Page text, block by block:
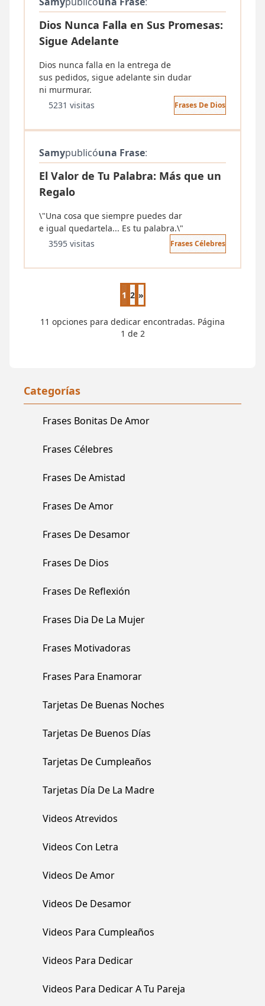
Categorías
Frases Bonitas De Amor
Frases Célebres
Frases De Amistad
Frases De Amor
Frases De Desamor
Frases De Dios
Frases De Reflexión
Frases Dia De La Mujer
Frases Motivadoras
Frases Para Enamorar
Tarjetas De Buenas Noches
Tarjetas De Buenos Días
Tarjetas De Cumpleaños
Tarjetas Día De La Madre
Videos Atrevidos
Videos Con Letra
Videos De Amor
Videos De Desamor
Videos Para Cumpleaños
Videos Para Dedicar
Videos Para Dedicar A Tu Pareja
Dios Nunca Falla en Sus Promesas:
Sigue Adelante
Dios nunca falla en la entrega de
sus pedidos, sigue adelante sin dudar
ni murmurar.
5231 visitas
Frases De Dios
Samypublicóuna Frase:
El Valor de Tu Palabra: Más que un
Regalo
\"Una cosa que siempre puedes dar
e igual quedartela... Es tu palabra.\"
3595 visitas
Frases Célebres
1 2 Página siguiente
»
11 opciones para dedicar encontradas. Página
1 de 2